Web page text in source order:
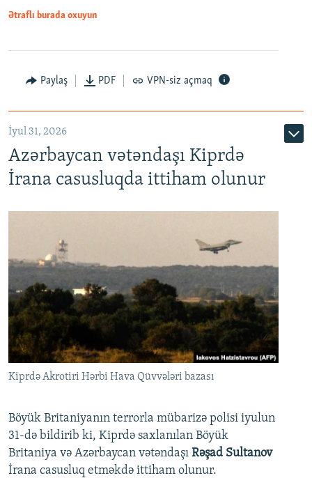
Ətraflı burada oxuyun
Paylaş PDF VPN-siz açmaq
İyul 31, 2026
Azərbaycan vətəndaşı Kiprdə
İrana casusluqda ittiham olunur
Kiprdə Akrotiri Hərbi Hava Qüvvələri bazası
Böyük Britaniyanın terrorla mübarizə polisi iyulun
31-də bildirib ki, Kiprdə saxlanılan Böyük
Britaniya və Azərbaycan vətəndaşı Rəşad Sultanov
İrana casusluq etməkdə ittiham olunur.